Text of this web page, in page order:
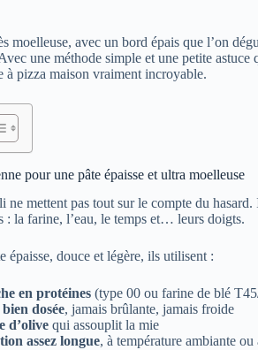
moelleuse, avec un bord épais que l’on
une méthode simple et une petite
à pizza maison vraiment incroyable.
pour une pâte épaisse et ultra moelleuse
ne mettent pas tout sur le compte du
: la farine, l’eau, le temps et… leurs doigts.
épaisse, douce et légère, ils utilisent :
en protéines (type 00 ou farine de blé
dosée, jamais brûlante, jamais froide
d’olive qui assouplit la mie
assez longue, à température ambiante